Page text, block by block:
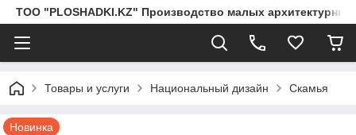
ТОО "PLOSHADKI.KZ" Производство малых
Товары и услуги Национальный дизайн Скамья
Новинка